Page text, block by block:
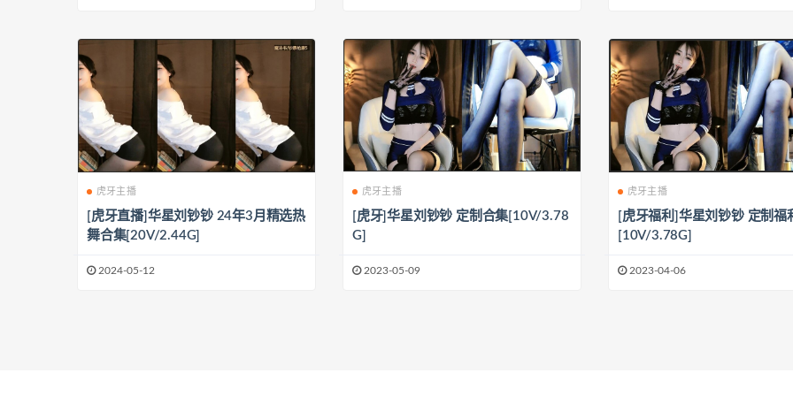
虎牙主播
[虎牙直播]华星刘钞钞 24年3月精选热
舞合集[20V/2.44G]
2024-05-12
虎牙主播
[虎牙]华星刘钞钞 定制合集[10V/3.78
G]
2023-05-09
虎牙主播
[虎牙福利]华星刘钞钞 定制福
[10V/3.78G]
2023-04-06